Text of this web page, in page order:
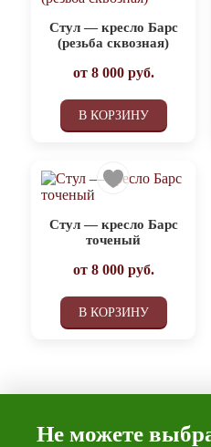
Стул — кресло Барс
(резьба сквозная)
от 8 000руб.
В КОРЗИНУ
Стул — кресло Барс
точеный
от 8 000руб.
В КОРЗИНУ
Не можете